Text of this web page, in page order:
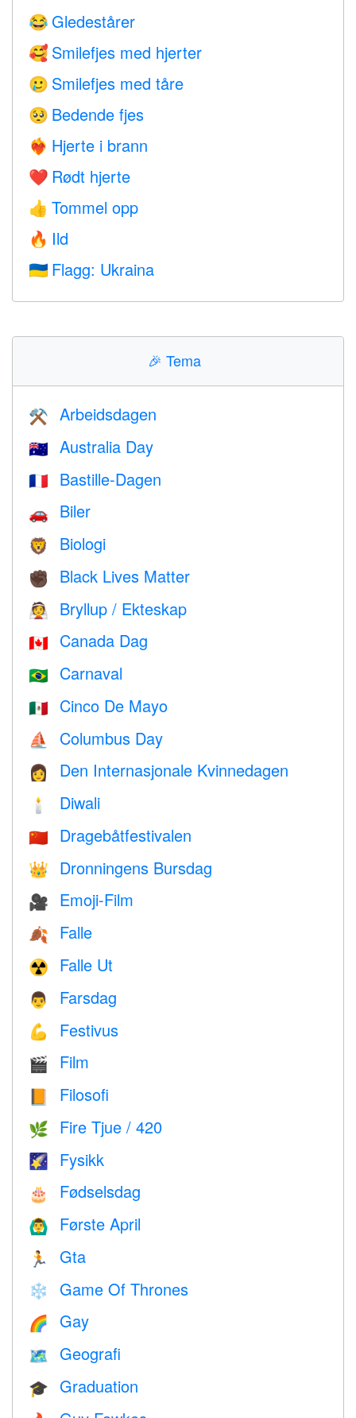
😂 Gledestårer
🥰 Smilefjes med hjerter
🥲 Smilefjes med tåre
🥺 Bedende fjes
❤️‍🔥 Hjerte i brann
❤️ Rødt hjerte
👍 Tommel opp
🔥 Ild
🇺🇦 Flagg: Ukraina
🎉 Tema
⚒️ Arbeidsdagen
🇦🇺 Australia Day
🇫🇷 Bastille-Dagen
🚗 Biler
🦁 Biologi
✊🏿 Black Lives Matter
👰 Bryllup / Ekteskap
🇨🇦 Canada Dag
🇧🇷 Carnaval
🇲🇽 Cinco De Mayo
⛵️ Columbus Day
👩 Den Internasjonale Kvinnedagen
🕯 Diwali
🇨🇳 Dragebåtfestivalen
👑 Dronningens Bursdag
🎥 Emoji-Film
🍂 Falle
☢️ Falle Ut
👨 Farsdag
💪 Festivus
🎬 Film
📙 Filosofi
🌿 Fire Tjue / 420
🌠 Fysikk
🎂 Fødselsdag
🙆‍♂️ Første April
🏃 Gta
❄️ Game Of Thrones
🌈 Gay
🗺 Geografi
🎓 Graduation